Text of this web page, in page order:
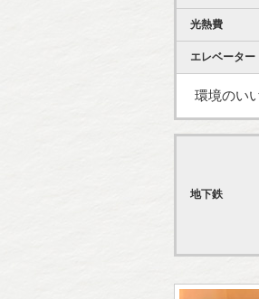
光熱費
エレベーター
環境のい
地下鉄